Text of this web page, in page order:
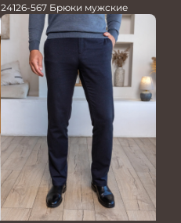
24126-567 Брюки мужские